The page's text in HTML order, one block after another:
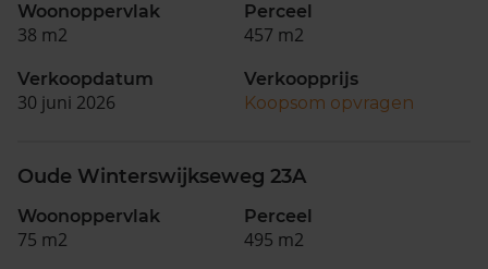
Woonoppervlak
38 m2
Perceel
457 m2
Verkoopdatum
30 juni 2026
Verkoopprijs
Koopsom opvragen
Oude Winterswijkseweg 23A
Woonoppervlak
75 m2
Perceel
495 m2